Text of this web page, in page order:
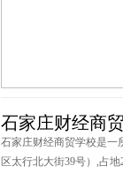
石家庄财经商
石家庄财经商贸学校是一
区太行北大街39号）,占